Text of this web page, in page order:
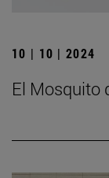
10 | 10 | 2024
El Mosquito